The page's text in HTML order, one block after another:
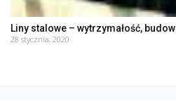
Liny stalowe – wytrzymałość,
28 stycznia, 2020